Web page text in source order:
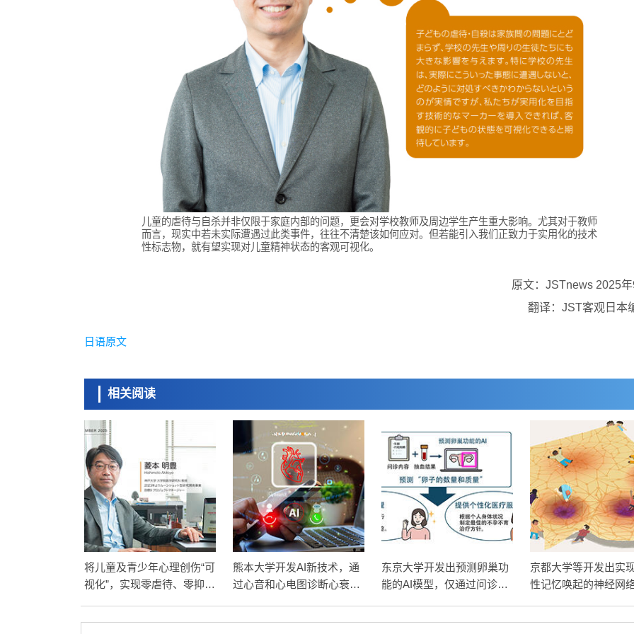
儿童的虐待与自杀并非仅限于家庭内部的问题，更会对学校教师及周边学生产生重大影响。尤其对于教师
而言，现实中若未实际遭遇过此类事件，往往不清楚该如何应对。但若能引入我们正致力于实用化的技术
性标志物，就有望实现对儿童精神状态的客观可视化。
原文：JSTnews 2025
翻译：JST客观日本
日语原文
相关阅读
将儿童及青少年心理创伤“可
视化”，实现零虐待、零抑
熊本大学开发AI新技术，通
过心音和心电图诊断心衰
东京大学开发出预测卵巢功
能的AI模型，仅通过问诊和
京都大学等开发出实
性记忆唤起的神经网